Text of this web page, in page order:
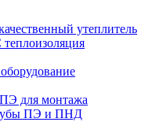
утеплитель
для монтажа
ПЭ и ПНД